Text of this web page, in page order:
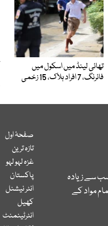
تھائی لینڈ میں اسکول میں
فائرنگ، 7 افراد ہلاک، 15 زخمی
سے زیادہ
مواد کے
صفحۂ اول
تازہ ترین
غزہ لہو لہو
پاکستان
انٹر نیشنل
کھیل
انٹرٹینمنٹ